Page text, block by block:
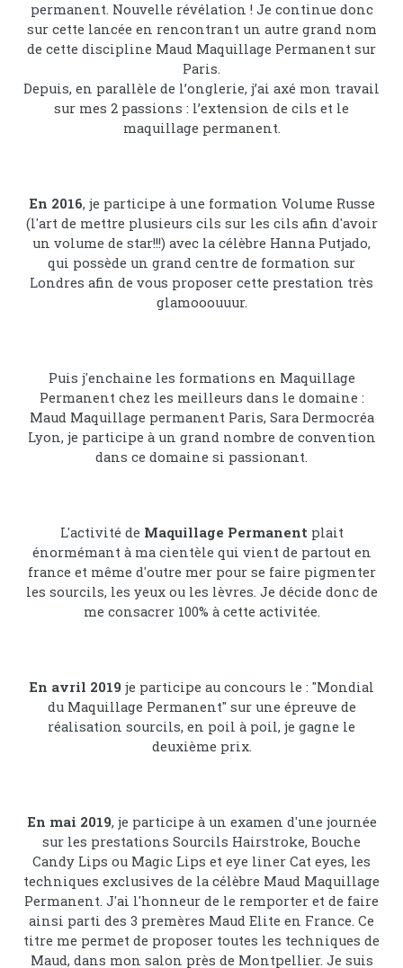
permanent. Nouvelle révélation ! Je continue donc
sur cette lancée en rencontrant un autre grand nom
de cette discipline Maud Maquillage Permanent sur
Paris.
Depuis, en parallèle de l’onglerie, j’ai axé mon travail
sur mes 2 passions : l’extension de cils et le
maquillage permanent.
En 2016, je participe à une formation Volume Russe
(l'art de mettre plusieurs cils sur les cils afin d'avoir
un volume de star!!!) avec la célèbre Hanna Putjado,
qui possède un grand centre de formation sur
Londres afin de vous proposer cette prestation très
glamooouuur.
Puis j'enchaine les formations en Maquillage
Permanent chez les meilleurs dans le domaine :
Maud Maquillage permanent Paris, Sara Dermocréa
Lyon, je participe à un grand nombre de convention
dans ce domaine si passionant.
L'activité de Maquillage Permanent plait
énormémant à ma cientèle qui vient de partout en
france et même d'outre mer pour se faire pigmenter
les sourcils, les yeux ou les lèvres. Je décide donc de
me consacrer 100% à cette activitée.
En avril 2019 je participe au concours le : "Mondial
du Maquillage Permanent" sur une épreuve de
réalisation sourcils, en poil à poil, je gagne le
deuxième prix.
En mai 2019, je participe à un examen d'une journée
sur les prestations Sourcils Hairstroke, Bouche
Candy Lips ou Magic Lips et eye liner Cat eyes, les
techniques exclusives de la célèbre Maud Maquillage
Permanent. J'ai l'honneur de le remporter et de faire
ainsi parti des 3 premères Maud Elite en France. Ce
titre me permet de proposer toutes les techniques de
Maud, dans mon salon près de Montpellier. Je suis